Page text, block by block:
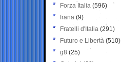
Forza Italia (596)
frana (9)
Fratelli d'Italia (291)
Futuro e Libertà (510)
g8 (25)